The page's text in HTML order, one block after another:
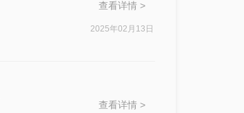
查看详情 >
2025年02月13日
查看详情 >